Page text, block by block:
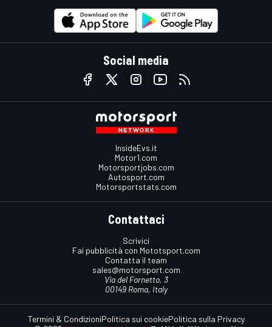
Social media
InsideEvs.it
Motor1.com
Motorsportjobs.com
Autosport.com
Motorsportstats.com
Contattaci
Scrivici
Fai pubblicità con Mototsport.com
Contatta il team
sales@motorsport.com
Via del Fornetto, 3
00149 Roma, Italy
Termini & CondizioniPolitica sui cookiePolitica sulla Privacy